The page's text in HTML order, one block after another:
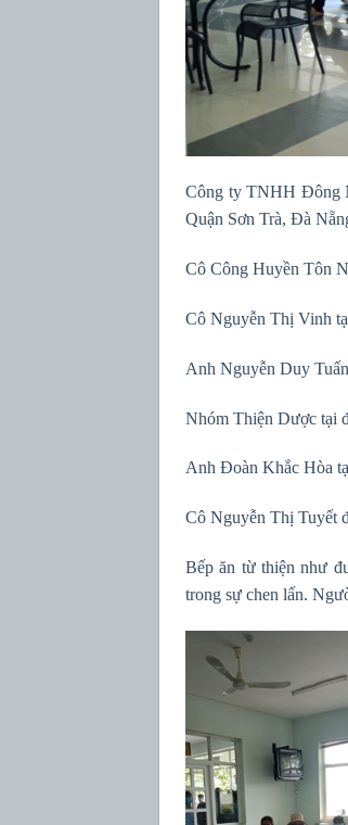
Công ty TNHH Đông
Quận Sơn Trà, Đà
Cô Công Huyền Tôn
Cô Nguyễn Thị Vinh
Anh Nguyễn Duy
Nhóm Thiện Dược tại
Anh Đoàn Khắc Hòa
Cô Nguyễn Thị Tuyết
Bếp ăn từ thiện như
trong sự chen lấn.